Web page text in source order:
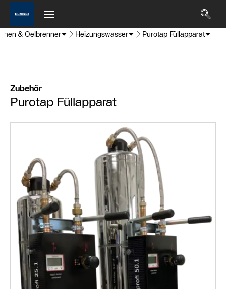
& Oelbrenner Heizungswasser Purotap Füllapparat
Zubehör
Purotap Füllapparat